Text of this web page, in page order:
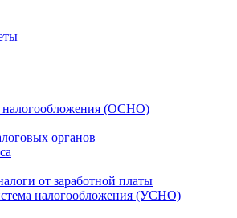
налогообложения (ОСНО)
органов
от заработной платы
налогообложения (УСНО)